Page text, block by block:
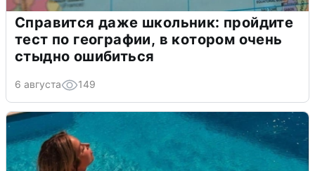
Справится даже школьник: пройдите
тест по географии, в котором очень
стыдно ошибиться
6 августа 149